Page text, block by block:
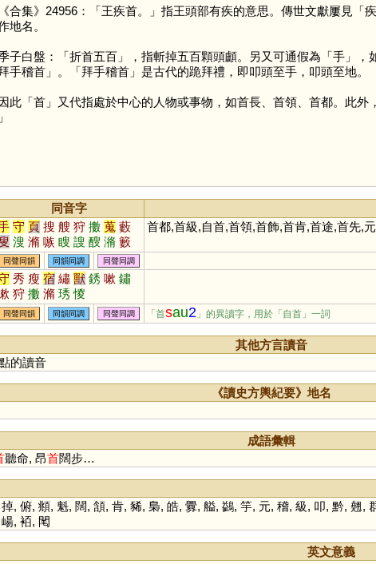
合集》24956：「王疾首。」指王頭部有疾的意思。傳世文獻屢見「
地名。
子白盤：「折首五百」，指斬掉五百顆頭顱。另又可通假為「手」，
手稽首」。「拜手稽首」是古代的跪拜禮，即叩頭至手，叩頭至地。
此「首」又代指處於中心的人物或事物，如首長、首領、首都。此外
同音字
守 頁 搜 艘 狩 擻 蒐 藪
叟 溲 滫 嗾 瞍 謏 醙 潃 籔
艏 棷
首都,首級,自首,首領,首飾,首肯,首途,首先,
同聲同韻 同韻同調 同聲同調
秀 瘦 宿 繡 獸 銹 嗽 鏽
狩 擻 滫 琇 惾
同聲同韻 同韻同調 同聲同調 「首sau2 」的異讀字，用於「自首」一詞
其他方言讀音
的讀音
《讀史方輿紀要》地名
成語彙輯
聽命, 昂首闊步…
掉, 俯, 頫, 魁, 闊, 頷, 肯, 豨, 梟, 皓, 釁, 艗, 鷁, 竽, 元, 稽, 級, 叩, 黔, 翹,
崵, 袹, 閐
英文意義